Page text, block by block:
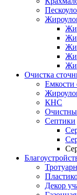
Очистка
Емкости
КНС
Септики
Декор